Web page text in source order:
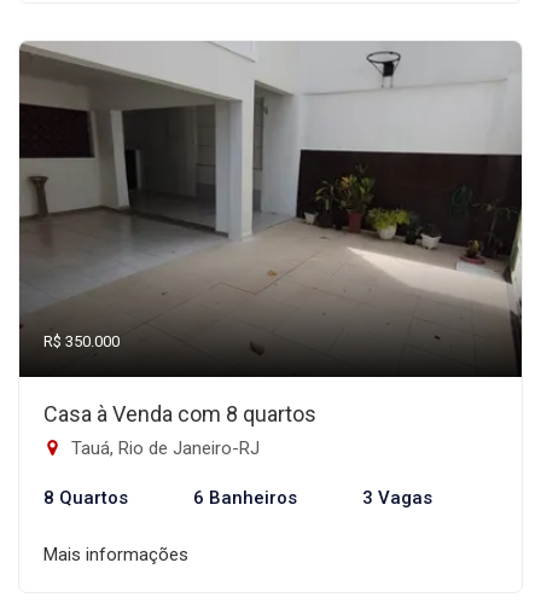
R$ 350.000
Casa à Venda com 8 quartos
Tauá, Rio de Janeiro-RJ
8 Quartos 6 Banheiros 3 Vagas
Mais informações